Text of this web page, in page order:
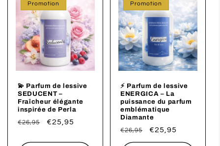
Promotion
💫 Parfum de lessive
SEDUCENT –
Fraîcheur élégante
inspirée de Perla
Prix
€26,95
Prix
€25,95
Promotion
⚡ Parfum de lessive
ENERGICA – La
puissance du parfum
emblématique
Diamante
Prix
habituel
€26,95
Prix
promotionnel
€25,95